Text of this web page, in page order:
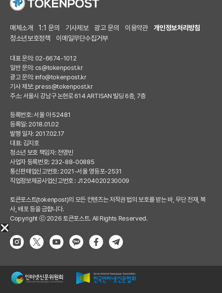
매체소개 1:1 문의 기사제보 광고 문의 이용약관
개인정보처리방침
청소년보호정책
이메일무단수집거부
대표 문의: 02-6674-1012
일반 문의: cs@tokenpost.kr
광고 문의: info@tokenpost.kr
기사 제보: press@tokenpost.kr
주소: 서울시 강남구 논현로 614 ARTISAN 빌딩 6층, 7층
등록번호: 서울 아 52481
등록일: 2018.01.02
발행 일자: 2017.02.17
대표: 김지호
청소년 보호 책임자: 전영빈
사업자 등록번호: 232-88-00885
통신판매업신고번호: 2021-서울 영등포-2531
직업정보제공사업신고번호 : J1204020230009
토큰포스트(tokenpost)의 모든 컨텐츠는 저작권 법의 보호를 받는 바, 무단 전재, 복
사, 배포 등을 금합니다.
Copyright ⓒ 2026 토큰포스트. All Rights Reserved.